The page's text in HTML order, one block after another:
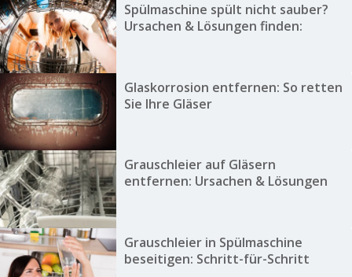
Spülmaschine spült nicht sauber?
Ursachen & Lösungen finden:
Glaskorrosion entfernen: So retten
Sie Ihre Gläser
Grauschleier auf Gläsern
entfernen: Ursachen & Lösungen
Grauschleier in Spülmaschine
beseitigen: Schritt-für-Schritt